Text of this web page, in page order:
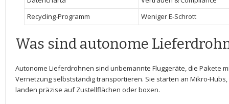
Recycling-Programm
Weniger E‑Schrott
Was sind autonome⁢
Autonome Lieferdrohnen ​sind unbemannte Fluggeräte,⁤ die Pakete
Vernetzung ​selbstständig transportieren. Sie​ starten an Mikro-
landen präzise​ auf Zustellflächen oder boxen.